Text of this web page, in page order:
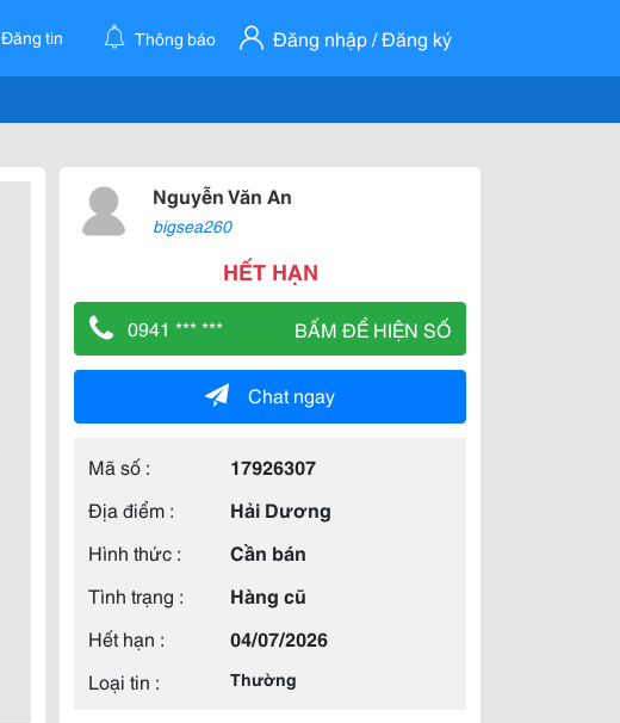
Đăng tin Thông báo Đăng nhập / Đăng ký
Nguyễn Văn An
bigsea260
HẾT HẠN
0941 *** *** BẤM ĐỂ HIỆN SỐ
Chat ngay
Mã số :
17926307
Địa điểm :
Hải Dương
Hình thức :
Cần bán
Tình trạng :
Hàng cũ
Hết hạn :
04/07/2026
Loại tin :
Thường